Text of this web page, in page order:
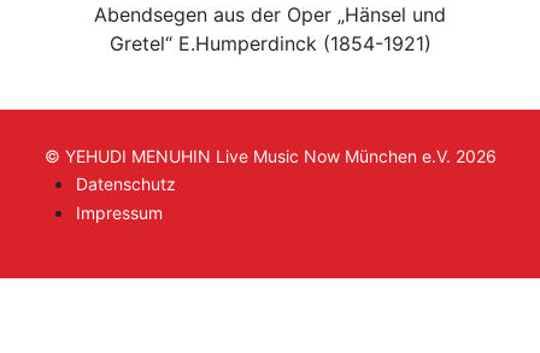
Abendsegen aus der Oper „Hänsel und
Gretel“ E.Humperdinck (1854-1921)
© YEHUDI MENUHIN Live Music Now München e.V. 2026
Datenschutz
Impressum